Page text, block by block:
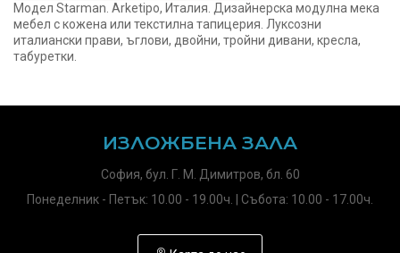
Модел Starman. Arketipo, Италия. Дизайнерска модулна мека
мебел с кожена или текстилна тапицерия. Луксозни
италиански прави, ъглови, двойни, тройни дивани, кресла,
табуретки.
ИЗЛОЖБЕНА ЗАЛА
София, бул. Г. М. Димитров, бл. 60
Понеделник - Петък: 10.00 - 19.00ч. | Събота: 10.00 - 17.00ч.